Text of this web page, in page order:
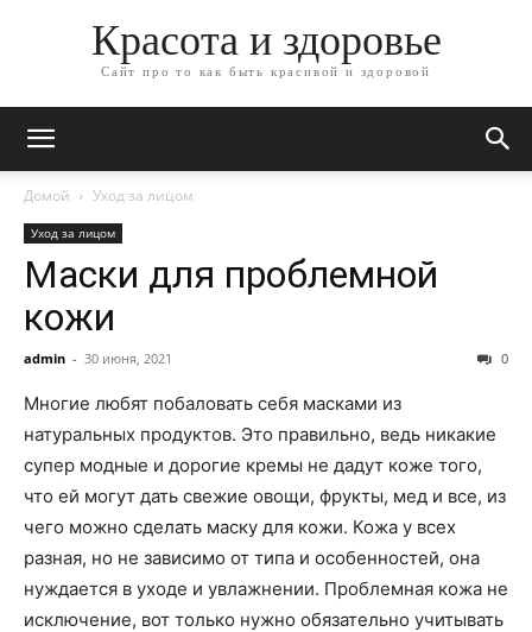
Красота и здоровье
Сайт про то как быть красивой и здоровой
Домой Уход за лицом
Уход за лицом
Маски для проблемной
кожи
admin - 30 июня, 2021 0
Многие любят побаловать себя масками из
натуральных продуктов. Это правильно, ведь никакие
супер модные и дорогие кремы не дадут коже того,
что ей могут дать свежие овощи, фрукты, мед и все, из
чего можно сделать маску для кожи. Кожа у всех
разная, но не зависимо от типа и особенностей, она
нуждается в уходе и увлажнении. Проблемная кожа не
исключение, вот только нужно обязательно учитывать